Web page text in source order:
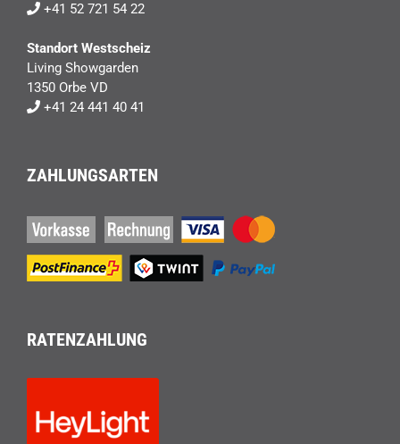
+41 52 721 54 22
Standort Westscheiz
Living Showgarden
1350 Orbe VD
+41 24 441 40 41
ZAHLUNGSARTEN
RATENZAHLUNG